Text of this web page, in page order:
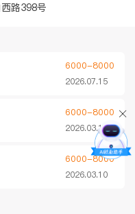
路398号
6000-8000
2026.07.15
6000-8000
2026.03.10
6000-8000
2026.03.10